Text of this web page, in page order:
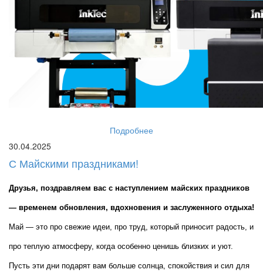
Подробнее
30.04.2025
С Майскими праздниками!
Друзья, поздравляем вас с наступлением майских праздников
— временем обновления, вдохновения и заслуженного отдыха!
Май — это про свежие идеи, про труд, который приносит радость, и
про теплую атмосферу, когда особенно ценишь близких и уют.
Пусть эти дни подарят вам больше солнца, спокойствия и сил для